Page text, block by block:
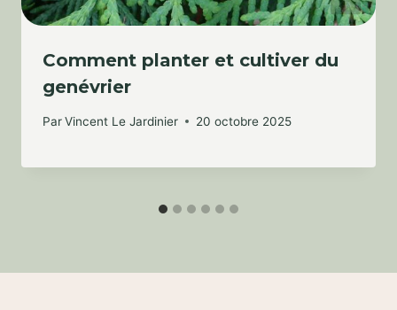
Comment planter et cultiver du
genévrier
ParVincent Le Jardinier 20 octobre 2025